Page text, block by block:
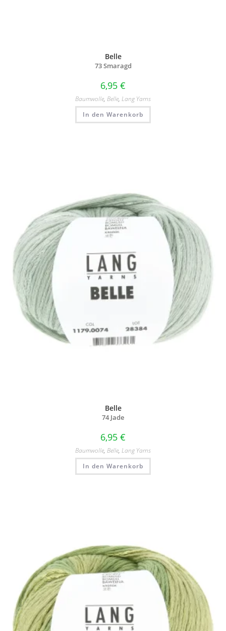
Belle
73 Smaragd
6,95 €
Baumwolle, Belle, Lang Yarns
In den Warenkorb
Belle
74 Jade
6,95 €
Baumwolle, Belle, Lang Yarns
In den Warenkorb